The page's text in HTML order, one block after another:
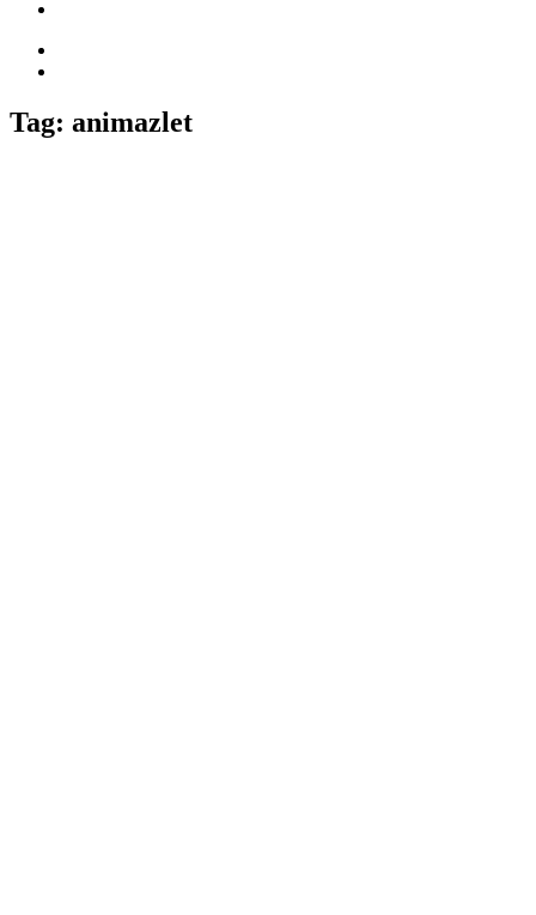
Tag: animazlet